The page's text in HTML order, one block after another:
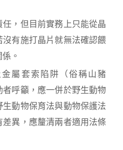
，但目前實務上只能從晶
沒有施打晶片就無法確認餵
。
屬套索陷阱（俗稱山豬
者呼籲，應一併於野生動物
動物保育法與動物保護法
異，應釐清兩者適用法條